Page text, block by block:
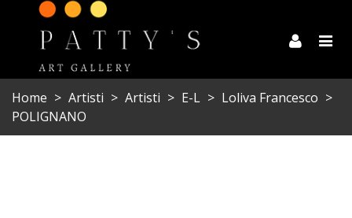
Home > Artisti > Artisti > E-L > Loliva Francesco >
POLIGNANO